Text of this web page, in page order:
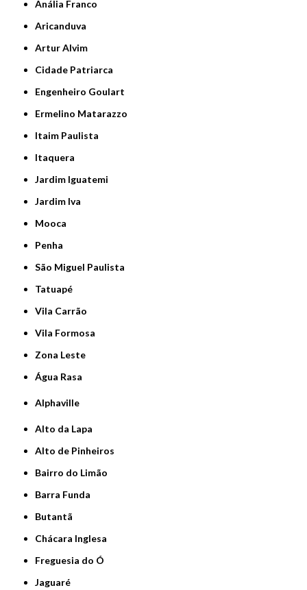
Anália Franco
Aricanduva
Artur Alvim
Cidade Patriarca
Engenheiro Goulart
Ermelino Matarazzo
Itaim Paulista
Itaquera
Jardim Iguatemi
Jardim Iva
Mooca
Penha
São Miguel Paulista
Tatuapé
Vila Carrão
Vila Formosa
Zona Leste
Água Rasa
Alphaville
Alto da Lapa
Alto de Pinheiros
Bairro do Limão
Barra Funda
Butantã
Chácara Inglesa
Freguesia do Ó
Jaguaré